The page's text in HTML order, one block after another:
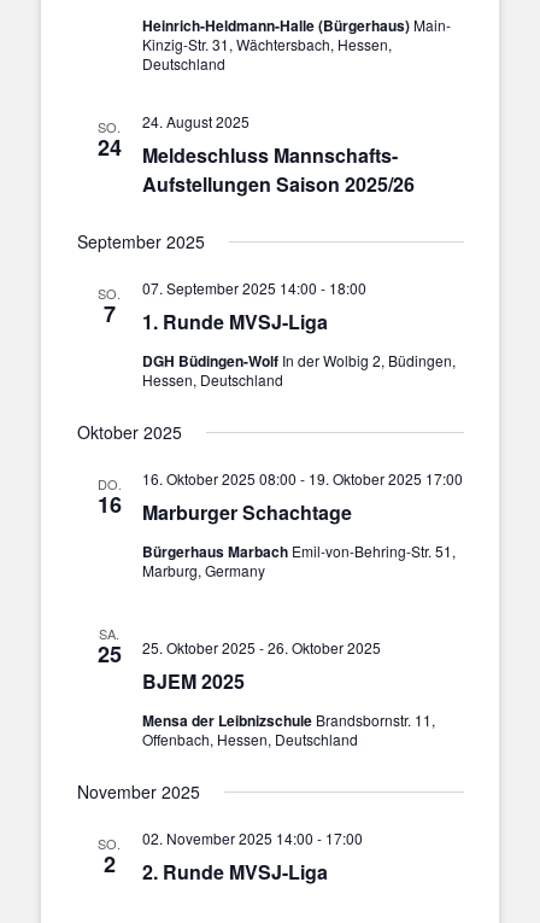
Heinrich-Heldmann-Halle (Bürgerhaus)Main-
Kinzig-Str. 31, Wächtersbach, Hessen,
Deutschland
SO.
24
Meldeschluss Mannschafts-
Aufstellungen Saison 2025/26
24. August 2025
September 2025
SO.
7 1. Runde MVSJ-Liga
07. September 2025 14:00 - 18:00
DGH Büdingen-Wolf In der Wolbig 2, Büdingen,
Hessen, Deutschland
Oktober 2025
DO.
16 Marburger Schachtage
16. Oktober 2025 08:00 - 19. Oktober 2025 17:00
Bürgerhaus Marbach Emil-von-Behring-Str. 51,
Marburg, Germany
SA.
25
BJEM 2025
25. Oktober 2025 -26. Oktober 2025
Mensa der Leibnizschule Brandsbornstr. 11,
Offenbach, Hessen, Deutschland
November 2025
SO.
2 2. Runde MVSJ-Liga
02. November 2025 14:00 - 17:00